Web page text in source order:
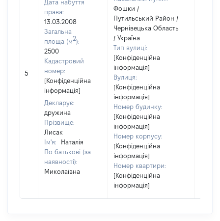
5
Дата набуття
права:
13.03.2008
Загальна
площа (м2):
2500
Кадастровий
номер:
[Конфіденційна
інформація]
Декларує:
дружина
Прізвище:
Лисак
Ім'я:
Наталія
По батькові (за
наявності):
Миколаївна
Фошки /
Путильський Район /
Чернівецька Область
/ Україна
Тип вулиці:
[Конфіденційна
інформація]
Вулиця:
[Конфіденційна
інформація]
Номер будинку:
[Конфіденційна
інформація]
Номер корпусу:
[Конфіденційна
інформація]
Номер квартири:
[Конфіденційна
інформація]